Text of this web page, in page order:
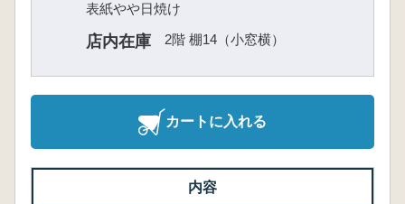
表紙やや日焼け
店内在庫 2階 棚14（小窓横）
カートに入れる
内容